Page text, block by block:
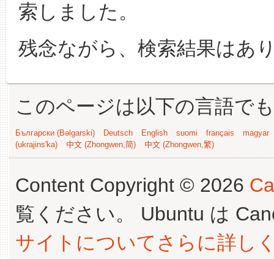
索しました。
残念ながら、検索結果はあ
このページは以下の言語で
Български (Bəlgarski) Deutsch English suomi français
magyar
(ukrajins'ka)
中文 (Zhongwen,简) 中文 (Zhongwen,繁)
Content Copyright © 2026
覧ください。 Ubuntu は
サイトについてさらに詳し